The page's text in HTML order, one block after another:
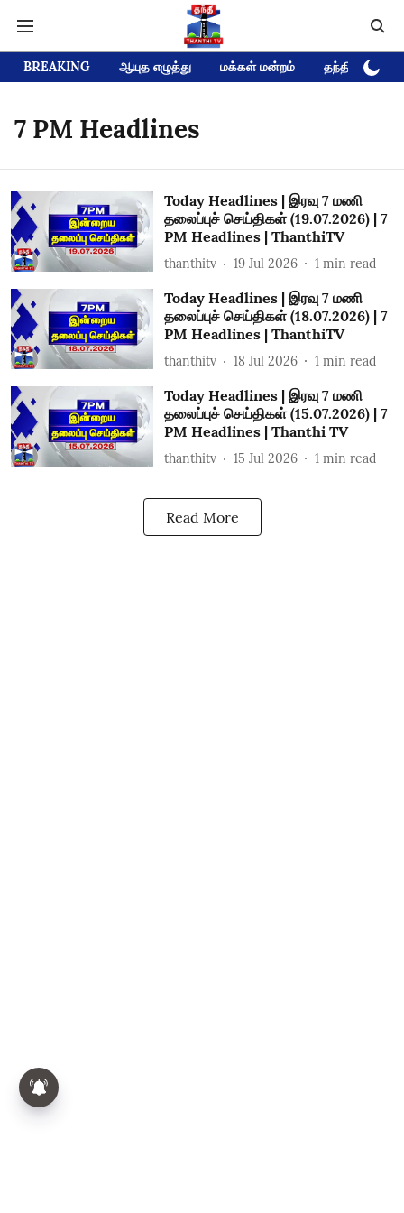
BREAKING ஆயுத எழுத்து மக்கள் மன்றம் தந்தி டிவி
7 PM Headlines
Today Headlines | இரவு 7 மணி
தலைப்புச் செய்திகள் (19.07.2026) | 7
PM Headlines | ThanthiTV
thanthitv 19 Jul 2026 1 min read
Today Headlines | இரவு 7 மணி
தலைப்புச் செய்திகள் (18.07.2026) | 7
PM Headlines | ThanthiTV
thanthitv 18 Jul 2026 1 min read
Today Headlines | இரவு 7 மணி
தலைப்புச் செய்திகள் (15.07.2026) | 7
PM Headlines | Thanthi TV
thanthitv 15 Jul 2026 1 min read
Read More